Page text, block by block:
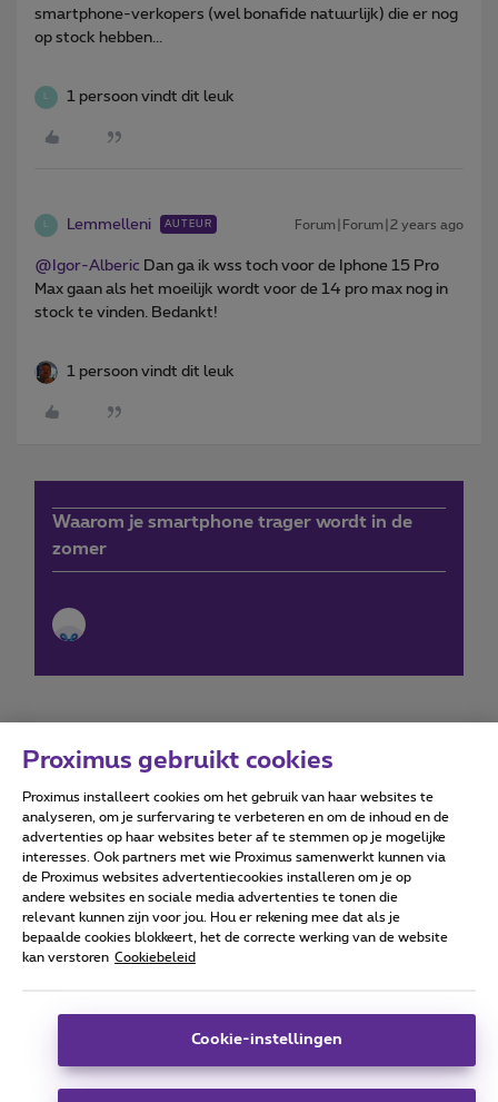
smartphone-verkopers (wel bonafide natuurlijk) die er nog
op stock hebben...
L 1 persoon vindt dit leuk
L Lemmelleni AUTEUR Forum|Forum|2 years ago
@Igor-Alberic Dan ga ik wss toch voor de Iphone 15 Pro
Max gaan als het moeilijk wordt voor de 14 pro max nog in
stock te vinden. Bedankt!
1 persoon vindt dit leuk
Waarom je smartphone trager wordt in de
zomer
Forumvoorwaarden Accessibility statement
Alle rechten voorbehouden. © Proximus
Algemene voorwaarden, consumenteninfo
Deze website is gecreëerd en wordt beheerd conform het
Koning Albert II-laan 27 - B-1030 Brussel.
Proximus gebruikt cookies
Proximus installeert cookies om het gebruik van haar websites te
analyseren, om je surfervaring te verbeteren en om de inhoud en de
advertenties op haar websites beter af te stemmen op je mogelijke
interesses. Ook partners met wie Proximus samenwerkt kunnen via
de Proximus websites advertentiecookies installeren om je op
andere websites en sociale media advertenties te tonen die
relevant kunnen zijn voor jou. Hou er rekening mee dat als je
bepaalde cookies blokkeert, het de correcte werking van de website
kan verstoren Cookiebeleid
Cookie-instellingen